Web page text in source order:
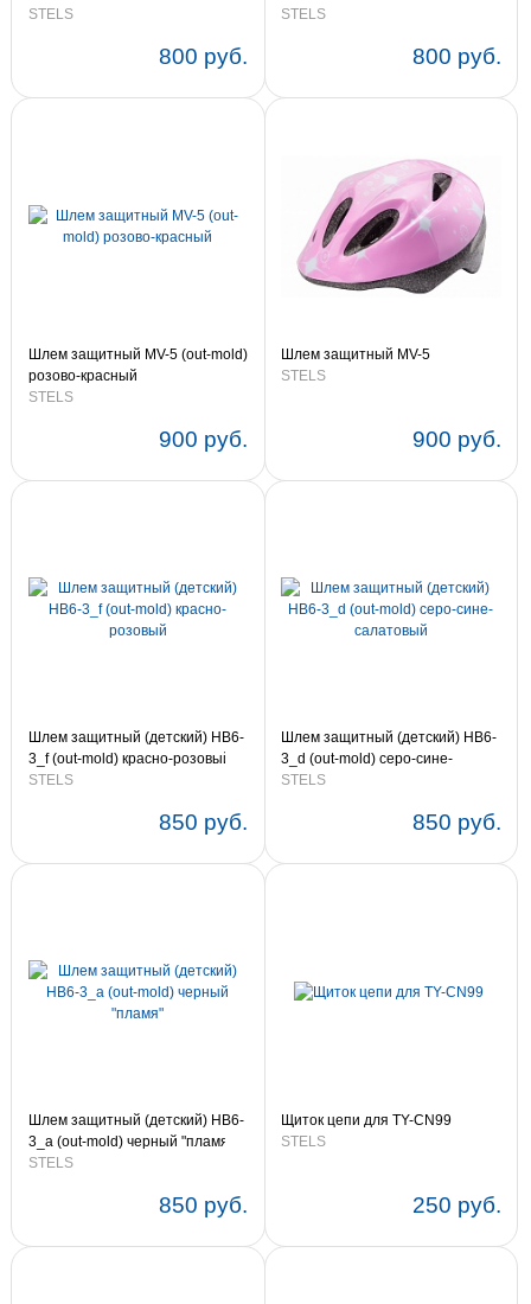
STELS
800 руб.
STELS
800 руб.
Шлем защитный MV-5 (out-mold)
розово-красный
STELS
900 руб.
Шлем защитный MV-5
STELS
900 руб.
Шлем защитный (детский) HB6-
3_f (out-mold) красно-розовый
STELS
850 руб.
Шлем защитный (детский) HB6-
3_d (out-mold) серо-сине-
салатовый
STELS
850 руб.
Шлем защитный (детский) HB6-
3_a (out-mold) черный "пламя"
STELS
850 руб.
Щиток цепи для TY-CN99
STELS
250 руб.